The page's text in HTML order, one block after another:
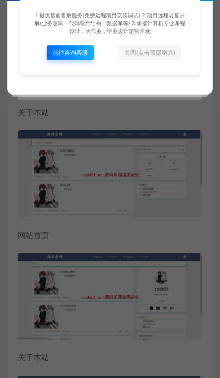
关于本站
网站首页
关于本站
1.提供售前售后服务(免费远程项目安装调试) 2.项目远程语音讲
解(业务逻辑，代码项目结构，数据库等) 3.承接计算机专业课程
设计，大作业，毕业设计定制开发
前往咨询客服 关闭(点击顶部喇叭)